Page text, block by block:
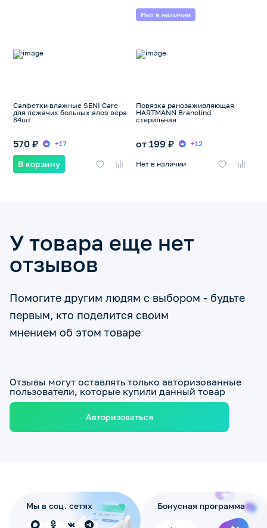
Салфетки влажные SENI Care
для лежачих больных алоэ вера
64шт
570 ₽ +17
В корзину
Нет в наличии
Повязка ранозаживляющая
HARTMANN Branolind
стерильная
от 199 ₽ +12
Нет в наличии
У товара еще нет
отзывов
Помогите другим людям с выбором - будьте
первым, кто поделится своим
мнением об этом товаре
Отзывы могут оставлять только авторизованные
пользователи, которые купили данный товар
Авторизоваться
Мы в соц. сетях Бонусная программа